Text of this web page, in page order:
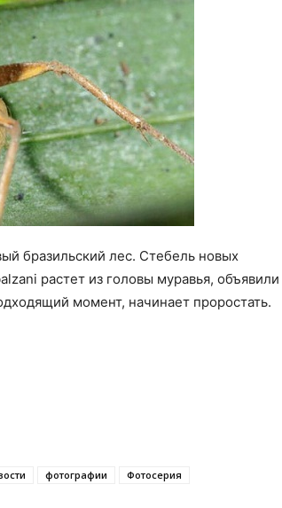
бразильский лес. Стебель новых
растет из головы муравья, объявили
момент, начинает проростать.
фотографии Фотосерия